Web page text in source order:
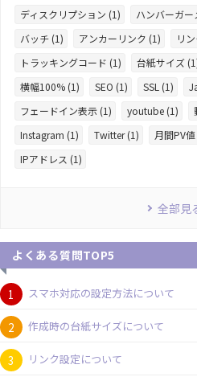
ディスクリプション (1)
ハンバーガー
バッチ (1)
アンカーリンク (1) リ
トラッキングコード (1)
台紙サイズ
横幅100% (1)
SEO (1) SSL (1)
フェードイン表示 (1)
youtube (1)
Instagram (1)
Twitter (1) 月間PV
IPアドレス (1)
全部見
よくある質問TOP5
スマホ対応の設定方法について
作成時の台紙サイズについて
リンク設定について